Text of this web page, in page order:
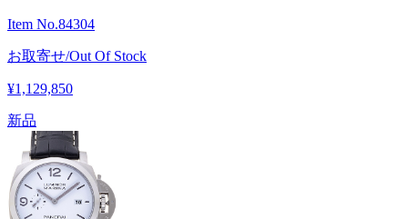
Item No.84304
お取寄せ/Out Of Stock
¥1,129,850
新品